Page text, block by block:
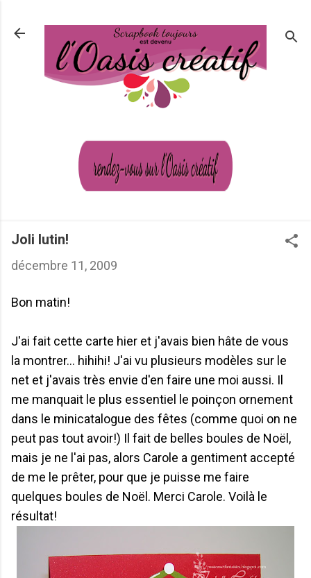
Joli lutin!
décembre 11, 2009
Bon matin!
J'ai fait cette carte hier et j'avais bien hâte de vous
la montrer... hihihi! J'ai vu plusieurs modèles sur le
net et j'avais très envie d'en faire une moi aussi. Il
me manquait le plus essentiel le poinçon ornement
dans le minicatalogue des fêtes (comme quoi on ne
peut pas tout avoir!) Il fait de belles boules de Noël,
mais je ne l'ai pas, alors Carole a gentiment accepté
de me le prêter, pour que je puisse me faire
quelques boules de Noël. Merci Carole. Voilà le
résultat!